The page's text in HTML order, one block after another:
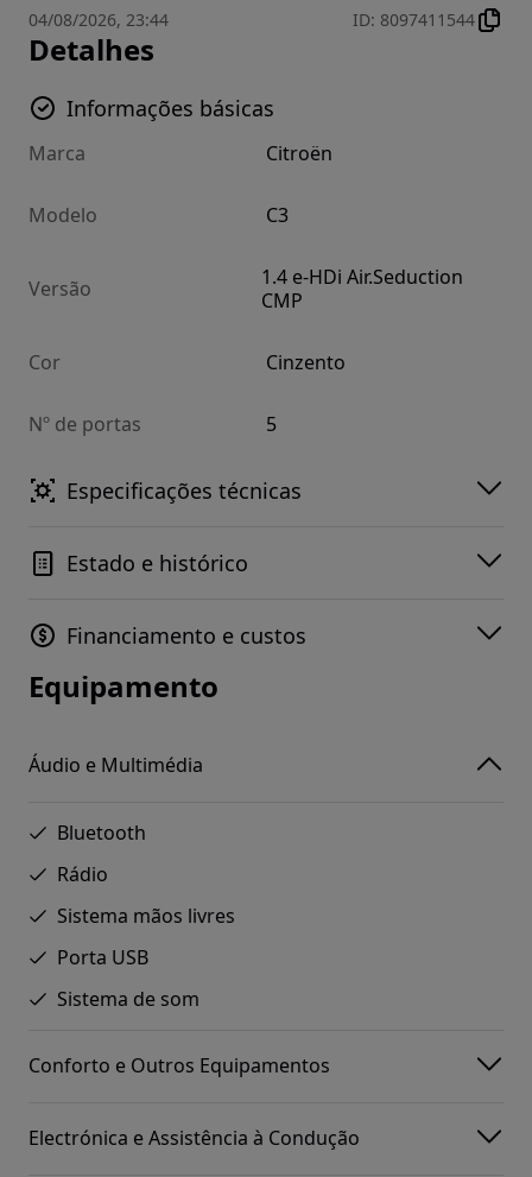
04/08/2026, 23:44 ID: 8097411544
Detalhes
Informações básicas
Marca Citroën
Modelo C3
Versão
1.4 e-HDi Air.Seduction
CMP
Cor Cinzento
Nº de portas 5
Especificações técnicas
Estado e histórico
Financiamento e custos
Equipamento
Áudio e Multimédia
Bluetooth
Rádio
Sistema mãos livres
Porta USB
Sistema de som
Conforto e Outros Equipamentos
Electrónica e Assistência à Condução